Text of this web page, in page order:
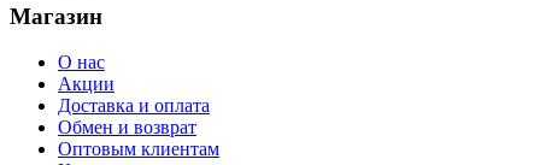
Магазин
О нас
Акции
Доставка и оплата
Обмен и возврат
Оптовым клиентам